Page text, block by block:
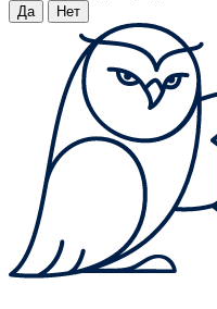
Да Нет